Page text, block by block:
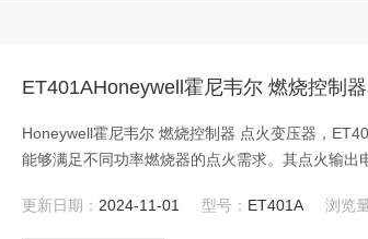
ET401AHoneywell霍尼韦尔 燃烧控制
Honeywell霍尼韦尔 燃烧控制器 点火变压器，ET401A点火变压器的点火输出电压高，可达14kV或2x7kV，
能够满足不同功率燃烧器的点火需求。其点火输出
点火电极连接。
更新日期： 2024-11-01 型号： ET401A 浏览